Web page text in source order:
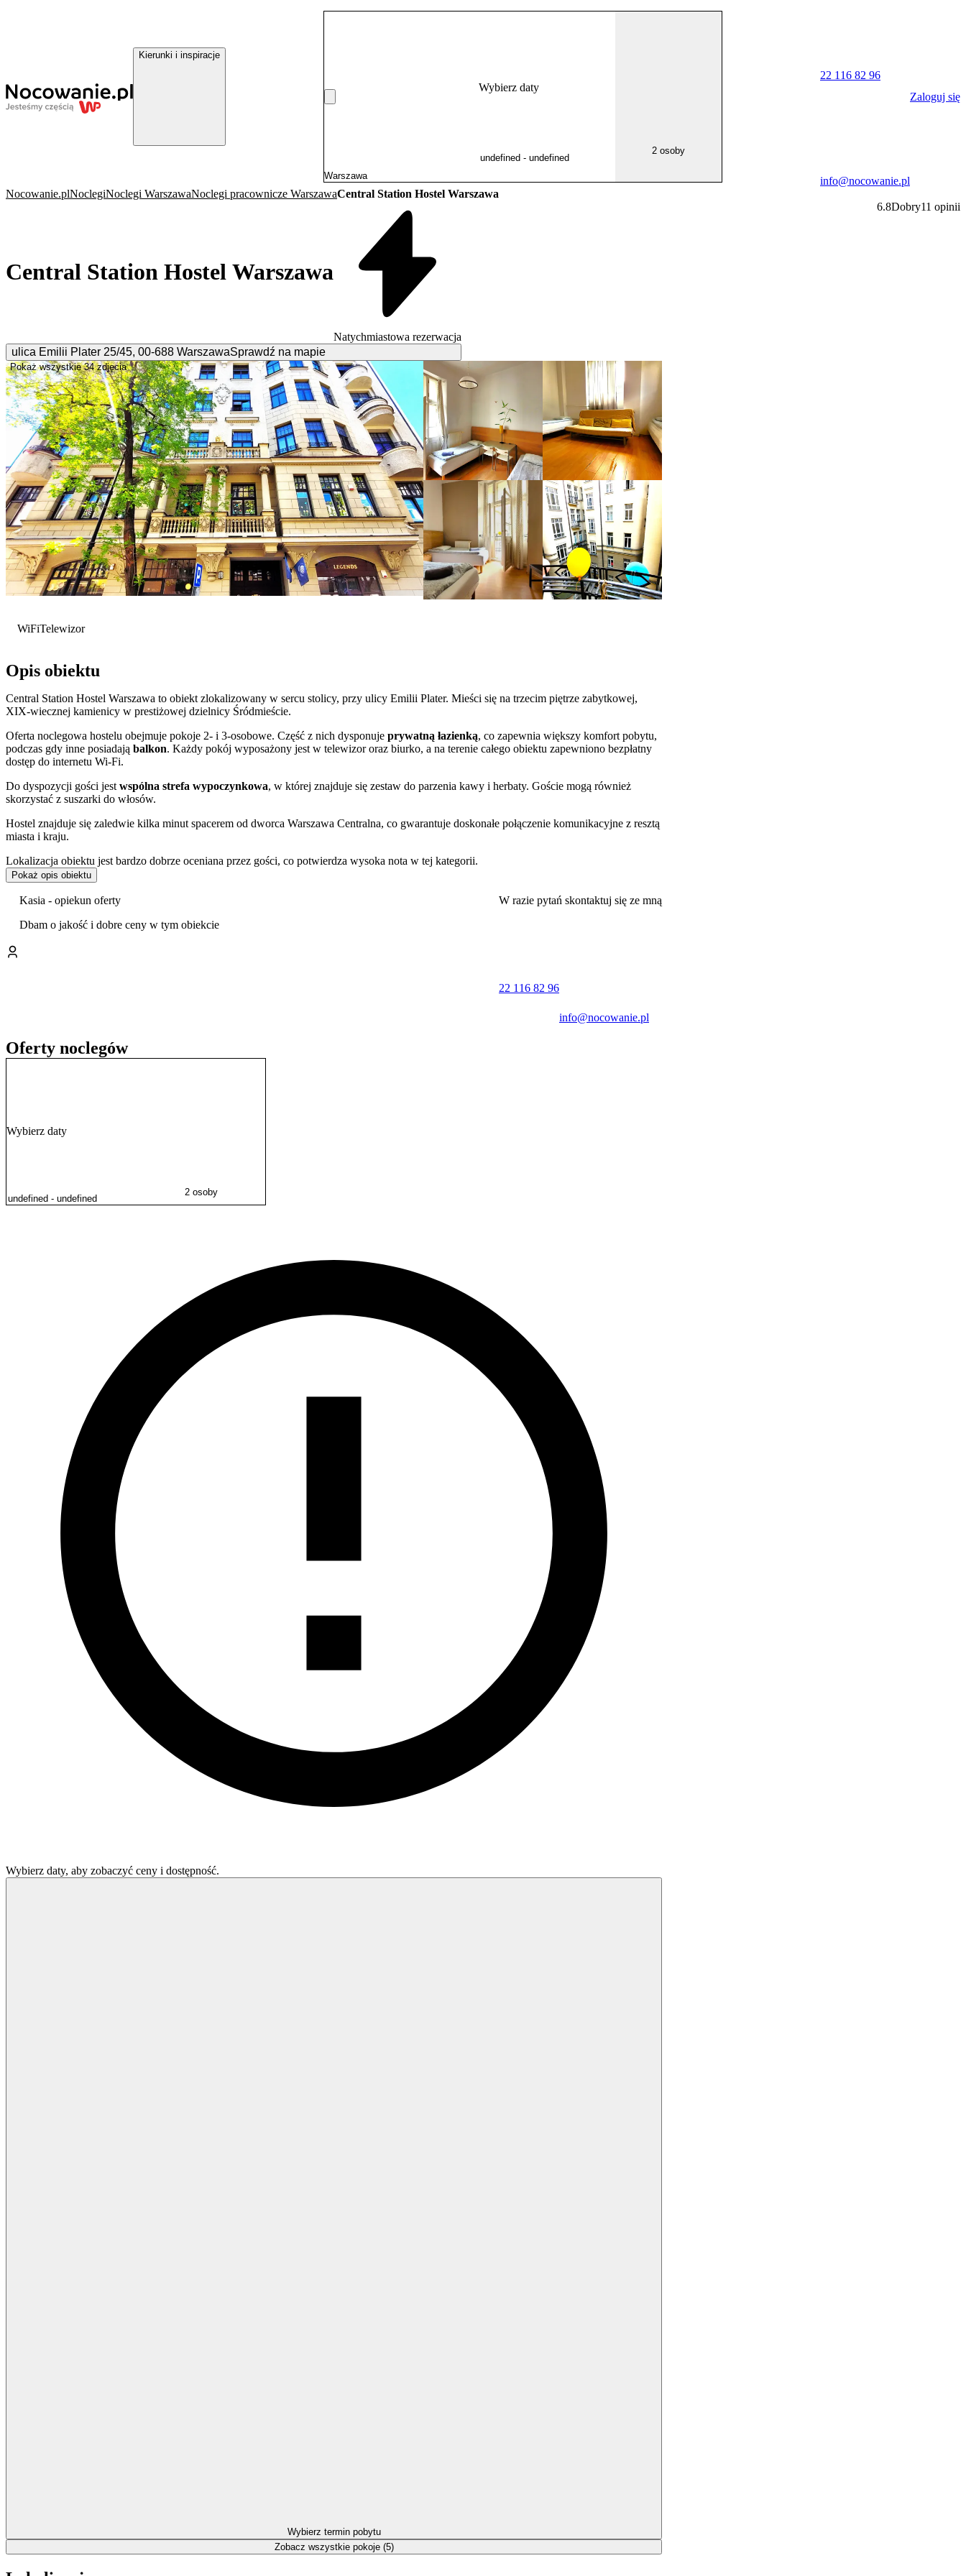
Kierunki i inspiracje
Wybierz daty
2 osoby
22 116 82 96
info@nocowanie.pl
Zaloguj się
Nocowanie.plNoclegiNoclegi WarszawaNoclegi pracownicze WarszawaCentral Station Hostel Warszawa
Central Station Hostel Warszawa
Natychmiastowa rezerwacja
ulica Emilii Plater 25/45, 00-688 WarszawaSprawdź na mapie
6.8Dobry11 opinii
Pokaż wszystkie 34 zdjęcia
WiFiTelewizor
Opis obiektu
Central Station Hostel Warszawa to obiekt zlokalizowany w sercu stolicy, przy ulicy Emilii Plater. Mieści się na trzecim piętrze zabytkowej,
XIX-wiecznej kamienicy w prestiżowej dzielnicy Śródmieście.
Oferta noclegowa hostelu obejmuje pokoje 2- i 3-osobowe. Część z nich dysponuje prywatną łazienką, co zapewnia większy komfort pobytu,
podczas gdy inne posiadają balkon. Każdy pokój wyposażony jest w telewizor oraz biurko, a na terenie całego obiektu zapewniono bezpłatny
dostęp do internetu Wi-Fi.
Do dyspozycji gości jest wspólna strefa wypoczynkowa, w której znajduje się zestaw do parzenia kawy i herbaty. Goście mogą również
skorzystać z suszarki do włosów.
Hostel znajduje się zaledwie kilka minut spacerem od dworca Warszawa Centralna, co gwarantuje doskonałe połączenie komunikacyjne z resztą
miasta i kraju.
Lokalizacja obiektu jest bardzo dobrze oceniana przez gości, co potwierdza wysoka nota w tej kategorii.
Centralne położenie umożliwia łatwe dotarcie do kluczowych atrakcji Warszawy. W bezpośrednim sąsiedztwie znajduje się
Nauki, a w niewielkiej odległości także Muzeum Sztuki Nowoczesnej. Spacer lub krótka podróż komunikacją miejską pozwala odwiedzić
zasięgu jest również kompleks parkowo-pałacowy Łazienki Królewskie.
Obiekt zapewnia dużą elastyczność dzięki
odbywa się do godziny 11:00. Obsługa posługuje się językiem polskim, angielskim, ukraińskim oraz rosyjskim, co ułatwia komunikację z
Pokaż opis obiektu
Kasia - opiekun oferty
Dbam o jakość i dobre ceny w tym obiekcie
W razie pytań skontaktuj się ze mną
22 116 82 96
info@nocowanie.pl
Oferty noclegów
Wybierz daty
2 osoby
Wybierz daty, aby zobaczyć ceny i dostępność.
Wybierz termin pobytu
Zobacz wszystkie pokoje (5)